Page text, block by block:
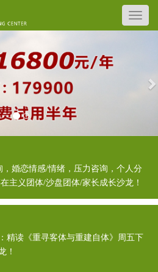
婚恋情感/情绪，压力咨询，个人分
主义团体/沙盘团体/家长成长沙龙！
精读《重寻客体与重建自体》周五下
！